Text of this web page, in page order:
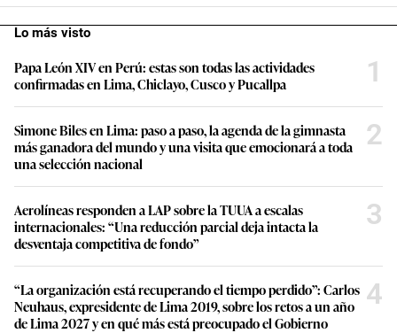
Lo más visto
Papa León XIV en Perú: estas son todas las actividades
confirmadas en Lima, Chiclayo, Cusco y Pucallpa
1
Simone Biles en Lima: paso a paso, la agenda de la gimnasta
más ganadora del mundo y una visita que emocionará a toda
una selección nacional
2
Aerolíneas responden a LAP sobre la TUUA a escalas
internacionales: “Una reducción parcial deja intacta la
desventaja competitiva de fondo”
3
“La organización está recuperando el tiempo perdido”: Carlos
Neuhaus, expresidente de Lima 2019, sobre los retos a un año
de Lima 2027 y en qué más está preocupado el Gobierno
4